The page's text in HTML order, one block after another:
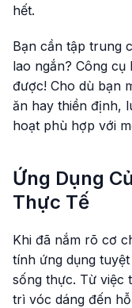
hết.
Bạn cần tập trung
lao ngắn? Công
được! Cho dù bạn
ăn hay thiền định,
hoạt phù hợp với
Ứng Dụng
Thực Tế
Khi đã nắm rõ cơ
tính ứng dụng
sống thực. Từ việc
trì vóc dáng đến